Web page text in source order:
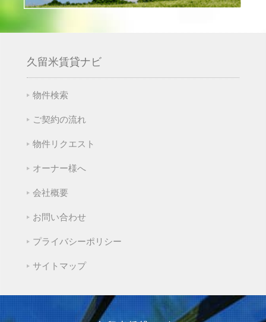
久留米賃貸ナビ
物件検索
ご契約の流れ
物件リクエスト
オーナー様へ
会社概要
お問い合わせ
プライバシーポリシー
サイトマップ